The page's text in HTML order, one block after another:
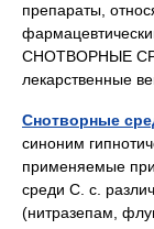
препараты,
СНОТВОРНЫЕ
лекарственные
Снотворные
синоним
применяемые при
среди С. с.
(нитразепам,